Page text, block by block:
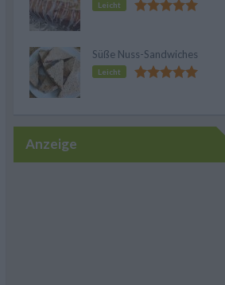
Leicht
Süße Nuss-Sandwiches
Leicht
Anzeige